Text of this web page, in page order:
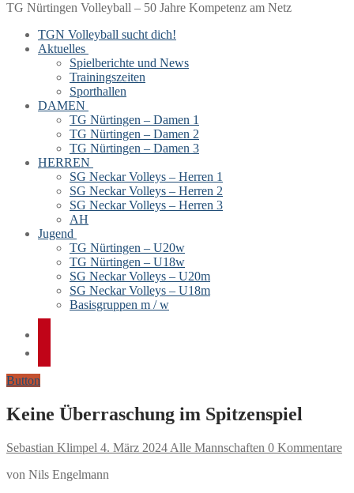
TG Nürtingen Volleyball – 50 Jahre Kompetenz am Netz
TGN Volleyball sucht dich!
Aktuelles
Spielberichte und News
Trainingszeiten
Sporthallen
DAMEN
TG Nürtingen – Damen 1
TG Nürtingen – Damen 2
TG Nürtingen – Damen 3
HERREN
SG Neckar Volleys – Herren 1
SG Neckar Volleys – Herren 2
SG Neckar Volleys – Herren 3
AH
Jugend
TG Nürtingen – U20w
TG Nürtingen – U18w
SG Neckar Volleys – U20m
SG Neckar Volleys – U18m
Basisgruppen m / w
Button
Keine Überraschung im Spitzenspiel
Sebastian Klimpel 4. März 2024 Alle Mannschaften 0 Kommentare
von Nils Engelmann